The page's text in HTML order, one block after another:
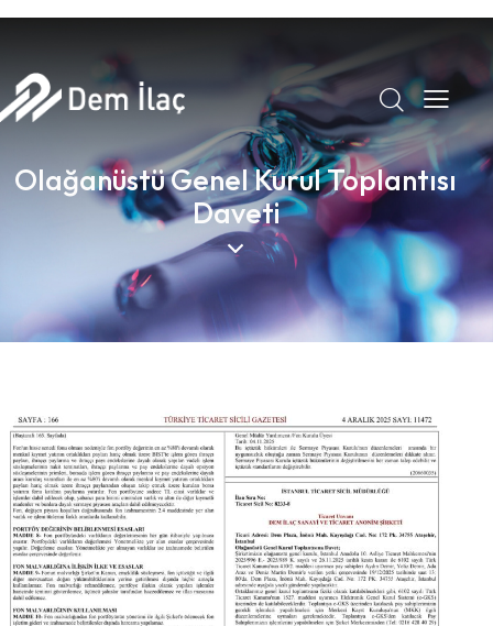
Olağanüstü Genel Kurul Toplantısı
Daveti